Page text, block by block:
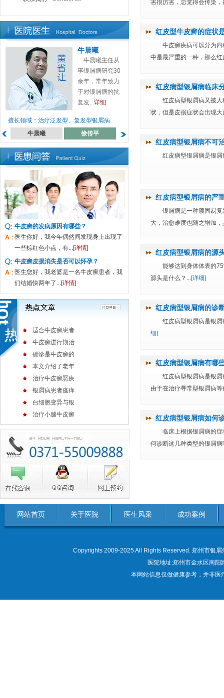
牛晨曦
牛晨曦主任从
事银屑病研究30
余年，常年致力
于对银屑病的抗
复发...详细
擅长领域：治疗泛发型、复发型银屑病
牛晨曦
徐传平
牛皮癣的发病原因有哪些？
医生你好，我今年偶然间发现身上出现了
一些棕红色小点，有...[详情]
牛皮癣皮损消失是否可以怀孕？
医生您好，我老婆是一名牛皮癣患者，我
们结婚快两年了...[详情]
适合牛皮癣患者
牛皮癣进行期治
确诊是牛皮癣的
本文介绍了老年
治疗牛皮癣恶疾
银屑病患者瘙痒
白细胞变异与银
治疗小腿牛皮癣
害很厉害，总觉得会传染
红皮型牛皮癣的症状
牛皮癣疾病可以分为
中是最严重的一种，那么
红皮病型银屑病临床
红皮病型银屑病又被
状，但是皮损症状会出现
红皮病型银屑病不可
红皮病型银屑病是银
红皮病型银屑病的严
银屑病是一种顽固易
大，治愈难度也随之增加
红皮病型银屑病的源
能够达到身体体表的
源头是什么？...[详细]
红皮病型银屑病的诊
红皮病型银屑病是银
细]
红皮病型银屑病有哪
红皮病型银屑病是银
由于在治疗寻常型银屑病
红皮病型银屑病如何
临床上根据银屑病的
何诊断这几种类型的银屑
网站首页 关于医院 医生风采 成功案例
Copyrights 2009-2025 All Rights Reserved. 郑州市银
医院地址:郑州市金水区南
本网站信息仅做健康参考，并非